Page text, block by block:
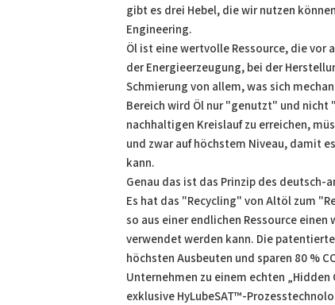
gibt es drei Hebel, die wir nutzen
Engineering.
Öl ist eine wertvolle Ressource, die vor
der Energieerzeugung, bei der
Schmierung von allem, was sich
Bereich wird Öl nur "genutzt" und nicht
nachhaltigen Kreislauf zu erreichen,
und zwar auf höchstem Niveau, damit
kann.
Genau das ist das Prinzip des deutsch-
Es hat das "Recycling" von Altöl zum
so aus einer endlichen Ressource
verwendet werden kann. Die
höchsten Ausbeuten und sparen 80 %
Unternehmen zu einem echten
exklusive HyLubeSAT™-